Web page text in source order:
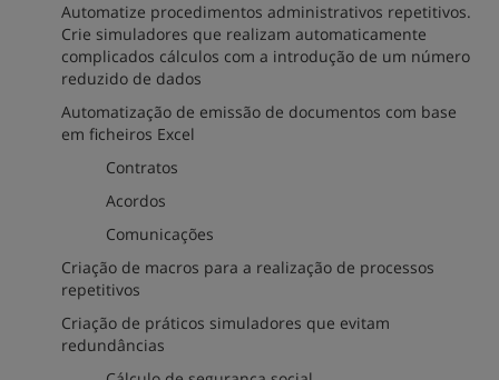
Automatize procedimentos administrativos repetitivos.
Crie simuladores que realizam automaticamente
complicados cálculos com a introdução de um número
reduzido de dados
Automatização de emissão de documentos com base
em ficheiros Excel
Contratos
Acordos
Comunicações
Criação de macros para a realização de processos
repetitivos
Criação de práticos simuladores que evitam
redundâncias